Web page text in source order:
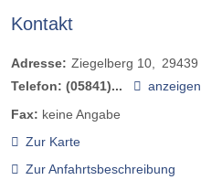
Kontakt
Adresse: Ziegelberg 10 29439
Telefon: (05841)...
anzeigen
Fax: keine Angabe
Zur Karte
Zur Anfahrtsbeschreibung